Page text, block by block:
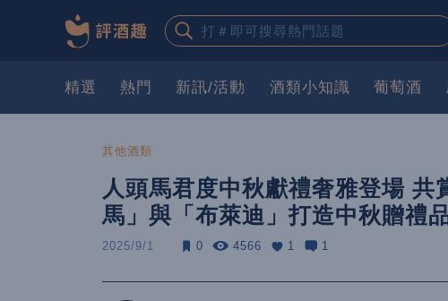
精選 熱門 新訊/活動 酒類小知識 葡萄酒
其他酒類
人頭馬君度中秋獻禮奢雅登場 共
馬」與「布萊迪」打造中秋贈禮
2025/9/1 0 4566 1 1